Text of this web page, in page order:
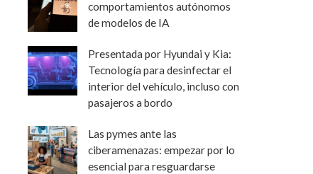
comportamientos autónomos
de modelos de IA
Presentada por Hyundai y Kia:
Tecnología para desinfectar el
interior del vehículo, incluso con
pasajeros a bordo
Las pymes ante las
ciberamenazas: empezar por lo
esencial para resguardarse